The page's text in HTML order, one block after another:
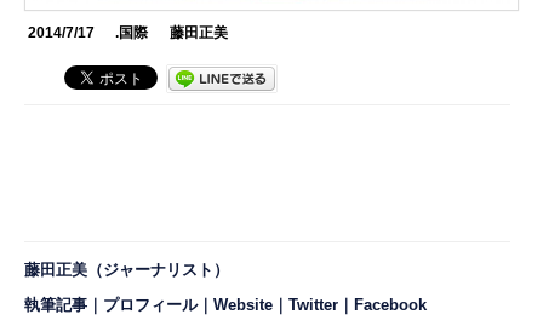
2014/7/17 .国際 藤田正美
藤田正美（ジャーナリスト）
執筆記事
プロフィール｜Website ｜Twitter Facebook